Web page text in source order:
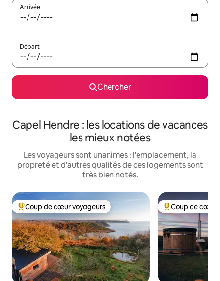
Arrivée
Départ
Chercher
Capel Hendre : les locations de vacances
les mieux notées
Les voyageurs sont unanimes : l'emplacement, la
propreté et d'autres qualités de ces logements sont
très bien notés.
Coup de cœur voyageurs parmi les plus aimés
Coup de cœur voyageurs Coup de cœur
Coup de cœur